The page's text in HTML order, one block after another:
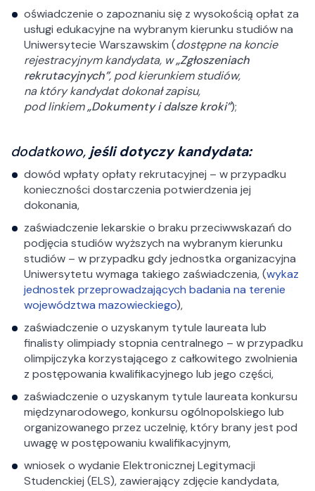
oświadczenie o zapoznaniu się z wysokością opłat za
usługi edukacyjne na wybranym kierunku studiów na
Uniwersytecie Warszawskim (dostępne na koncie
rejestracyjnym kandydata, w„Zgłoszeniach
rekrutacyjnych”, pod kierunkiem studiów,
na który kandydat dokonał zapisu,
pod linkiem„Dokumenty i dalsze kroki”);
dodatkowo, jeśli dotyczy kandydata:
dowód wpłaty opłaty rekrutacyjnej – w przypadku
konieczności dostarczenia potwierdzenia jej
dokonania,
zaświadczenie lekarskie o braku przeciwwskazań do
podjęcia studiów wyższych na wybranym kierunku
studiów – w przypadku gdy jednostka organizacyjna
Uniwersytetu wymaga takiego zaświadczenia, (wykaz
jednostek przeprowadzających badania na terenie
województwa mazowieckiego),
zaświadczenie o uzyskanym tytule laureata lub
finalisty olimpiady stopnia centralnego – w przypadku
olimpijczyka korzystającego z całkowitego zwolnienia
z postępowania kwalifikacyjnego lub jego części,
zaświadczenie o uzyskanym tytule laureata konkursu
międzynarodowego, konkursu ogólnopolskiego lub
organizowanego przez uczelnię, który brany jest pod
uwagę w postępowaniu kwalifikacyjnym,
wniosek o wydanie Elektronicznej Legitymacji
Studenckiej (ELS), zawierający zdjęcie kandydata,